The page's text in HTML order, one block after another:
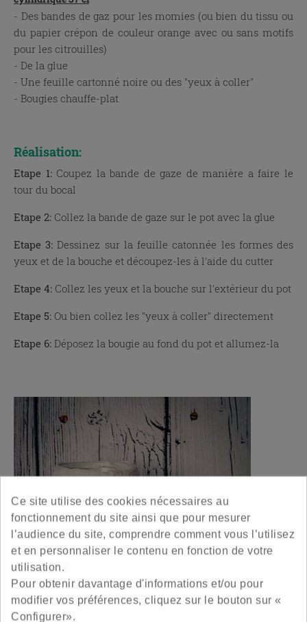
- Des bandes de gaz pour les momies (ou bien du tissu ou
du papier crépon de couleur orange avec ou sans motifs
pour les citrouilles)
- De la glue
- Une feuille cartonné noire ou des "yeux à coller"
- Bougies chauffe-plat
Réalisation:
Etape 1:Coupez la bande de gaze de manière a faire le
tour du bocal
Etape 2: Collez la bande de gaze sur le pot avec la glue
Etape 3: Dessinez sur la feuille catonnée les formes des
yeux et de la bouche et découpez-les à l'aide du cutter
Etape 4: Collez les yeux et la bouche sur l'extérieur du pot
Etape 5: Ou bien collez les "yeux à coller" directement
Etape 6: Déposez la bougie au fond du pot et allumez-la
Ce site utilise des cookies nécessaires au
fonctionnement du site ainsi que pour mesurer
l’audience du site, comprendre comment vous l’utilisez
et en personnaliser le contenu en fonction de votre
utilisation.
Pour obtenir davantage d'informations et/ou pour
modifier vos préférences, cliquez sur le bouton sur «
Configurer».